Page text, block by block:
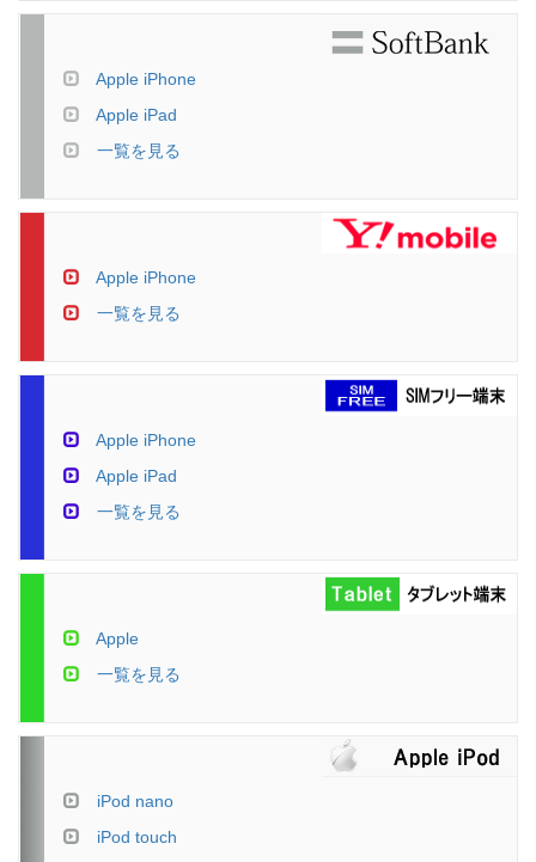
Apple iPhone
Apple iPad
一覧を見る
Apple iPhone
一覧を見る
Apple iPhone
Apple iPad
一覧を見る
Apple
一覧を見る
iPod nano
iPod touch